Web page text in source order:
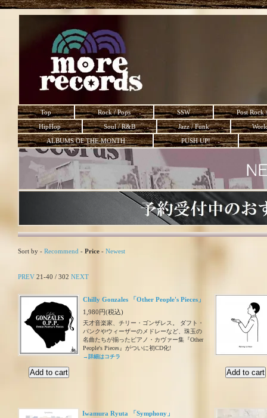
Top Rock / Pops SSW
Post Rock
HipHop
Soul / R&B Jazz / Funk
ALBUMS OF THE MONTH
PUSH UP!
Sort by - Recommend - Price - Newest
PREV 21-40 / 302 NEXT
Chilly Gonzales 「Other People's Pieces」
1,980円(税込)
天才音楽家、チリー・ゴンザレス。 ダフト・
パンクやウィーザーのメドレーなど、珠玉の
名曲たちが揃ったピアノ・カヴァー集『Other
People's Pieces』がついに初CD化!
→詳細はコチラ
Iwamura Ryuta 「Symphony」